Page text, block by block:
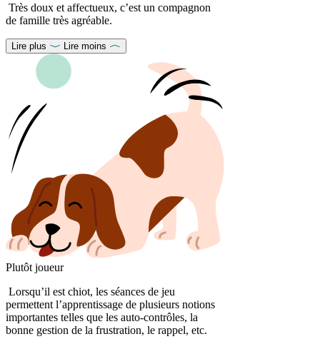
Très doux et affectueux, c’est un compagnon
de famille très agréable.
Lire plus Lire moins
Plutôt joueur
Lorsqu’il est chiot, les séances de jeu
permettent l’apprentissage de plusieurs notions
importantes telles que les auto-contrôles, la
bonne gestion de la frustration, le rappel, etc.